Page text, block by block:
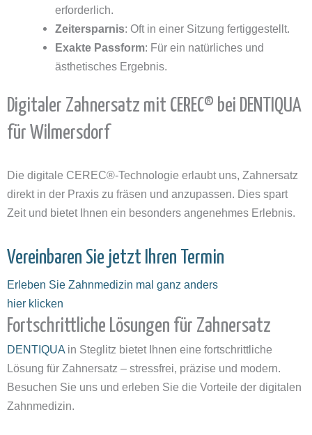
erforderlich.
Zeitersparnis: Oft in einer Sitzung fertiggestellt.
Exakte Passform: Für ein natürliches und
ästhetisches Ergebnis.
Digitaler Zahnersatz mit CEREC® bei DENTIQUA
für Wilmersdorf
Die digitale CEREC®-Technologie erlaubt uns, Zahnersatz
direkt in der Praxis zu fräsen und anzupassen. Dies spart
Zeit und bietet Ihnen ein besonders angenehmes Erlebnis.
Vereinbaren Sie jetzt Ihren Termin
Erleben Sie Zahnmedizin mal ganz anders
hier klicken
Fortschrittliche Lösungen für Zahnersatz
DENTIQUA in Steglitz bietet Ihnen eine fortschrittliche
Lösung für Zahnersatz – stressfrei, präzise und modern.
Besuchen Sie uns und erleben Sie die Vorteile der digitalen
Zahnmedizin.